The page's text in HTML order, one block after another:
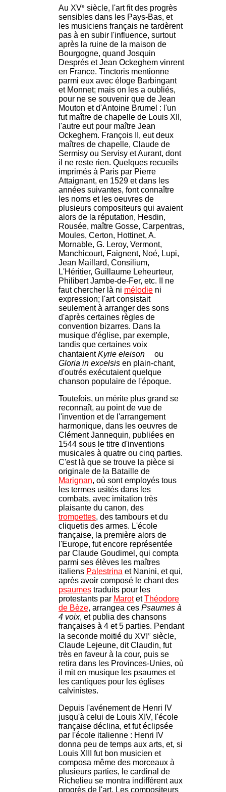
Au XVe siècle, l'art fit des progrès
sensibles dans les Pays-Bas, et
les musiciens français ne tardèrent
pas à en subir l'influence, surtout
après la ruine de la maison de
Bourgogne, quand Josquin
Després et Jean Ockeghem vinrent
en France. Tinctoris mentionne
parmi eux avec éloge Barbingant
et Monnet; mais on les a oubliés,
pour ne se souvenir que de Jean
Mouton et d'Antoine Brumel : l'un
fut maître de chapelle de Louis XII,
l'autre eut pour maître Jean
Ockeghem. François II, eut deux
maîtres de chapelle, Claude de
Sermisy ou Servisy et Aurant, dont
il ne reste rien. Quelques recueils
imprimés à Paris par Pierre
Attaignant, en 1529 et dans les
années suivantes, font connaître
les noms et les oeuvres de
plusieurs compositeurs qui avaient
alors de la réputation, Hesdin,
Rousée, maître Gosse, Carpentras,
Moules, Certon, Hottinet, A.
Mornable, G. Leroy, Vermont,
Manchicourt, Faignent, Noé, Lupi,
Jean Maillard, Consilium,
L'Héritier, Guillaume Leheurteur,
Philibert Jambe-de-Fer, etc. II ne
faut chercher là ni mélodie ni
expression; l'art consistait
seulement à arranger des sons
d'après certaines règles de
convention bizarres. Dans la
musique d'église, par exemple,
tandis que certaines voix
chantaientKyrie eleison
ou
Gloria in excelsis en plain-chant,
d'outrés exécutaient quelque
chanson populaire de l'époque.
Toutefois, un mérite plus grand se
reconnaît, au point de vue de
l'invention et de l'arrangement
harmonique, dans les oeuvres de
Clément Jannequin, publiées en
1544 sous le titre d'inventions
musicales à quatre ou cinq parties.
C'est là que se trouve la pièce si
originale de la Bataille de
Marignan, où sont employés tous
les termes usités dans les
combats, avec imitation très
plaisante du canon, des
trompettes, des tambours et du
cliquetis des armes. L'école
française, la première alors de
l'Europe, fut encore représentée
par Claude Goudimel, qui compta
parmi ses élèves les maîtres
italiens Palestrina et Nanini, et qui,
après avoir composé le chant des
psaumes traduits pour les
protestants par MarotetThéodore
de Bèze, arrangea ces Psaumes à
4 voix, et publia des chansons
françaises à 4 et 5 parties. Pendant
la seconde moitié du XVI e siècle,
Claude Lejeune, dit Claudin, fut
très en faveur à la cour, puis se
retira dans les Provinces-Unies, où
il mit en musique les psaumes et
les cantiques pour les églises
calvinistes.
Depuis l'avénement de Henri IV
jusqu'à celui de Louis XIV, l'école
française déclina, et fut éclipsée
par l'école italienne : Henri IV
donna peu de temps aux arts, et, si
Louis XIII fut bon musicien et
composa même des morceaux à
plusieurs parties, le cardinal de
Richelieu se montra indifférent aux
progrès de l'art. Les compositeurs